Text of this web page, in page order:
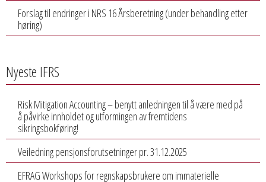
Forslag til endringer i NRS 16 Årsberetning (under behandling etter
høring)
Nyeste IFRS
Risk Mitigation Accounting – benytt anledningen til å være med på
å påvirke innholdet og utformingen av fremtidens
sikringsbokføring!
Veiledning pensjonsforutsetninger pr. 31.12.2025
EFRAG Workshops for regnskapsbrukere om immaterielle